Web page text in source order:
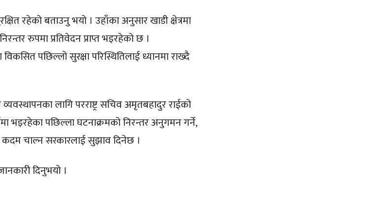
रहेको बताउनु भयो । उहाँका अनुसार खाडी क्षेत्रमा
रुपमा प्रतिवेदन प्राप्त भइरहेको छ ।
विकसित पछिल्लो सुरक्षा परिस्थितिलाई ध्यानमा राख्दै
लागि परराष्ट्र सचिव अमृतबहादुर राईको
भइरहेका पछिल्ला घटनाक्रमको निरन्तर अनुगमन गर्ने,
चाल्न सरकारलाई सुझाव दिनेछ ।
दिनुभयो ।